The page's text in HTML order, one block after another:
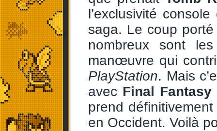
l’exclusivité
saga. Le coup
nombreux sont
manœuvre qui
PlayStation. Mais
avec Final Fantasy
prend
en Occident. Voilà